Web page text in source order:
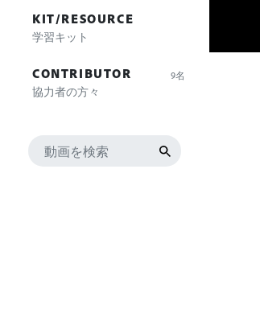
KIT/RESOURCE
学習キット
CONTRIBUTOR
協力者の方々
9名